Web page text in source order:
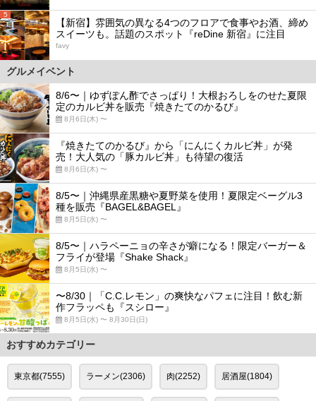
5
【新宿】雰囲気の異なる4つのフロアで食事やお酒、締め
スイーツも。話題のスポット『reDine 新宿』に注目
favy
グルメイベント
8/6〜｜ゆずぽん酢でさっぱり！大根おろしをのせた夏限
定のカルビ丼を販売『焼きたてのかるび』
8月6日(木) 〜
『焼きたてのかるび』から「にんにくカルビ丼」が発
売！大人気の「豚カルビ丼」も待望の復活
8月6日(木) 〜
8/5〜｜沖縄県産黒糖や夏野菜を使用！夏限定ベーグル3
種を販売『BAGEL&BAGEL』
8月5日(水) 〜
8/5〜｜ハラペーニョの辛さが癖になる！限定バーガー＆
フライが登場『Shake Shack』
8月5日(水) 〜
〜8/30｜「C.C.レモン」の爽快なパフェに注目！飲む新
作フラッペも『スシロー』
8月5日(水) 〜 8月30日(日)
おすすめカテゴリー
東京都(7555) ラーメン(2306) 肉(2252) 居酒屋(1804)